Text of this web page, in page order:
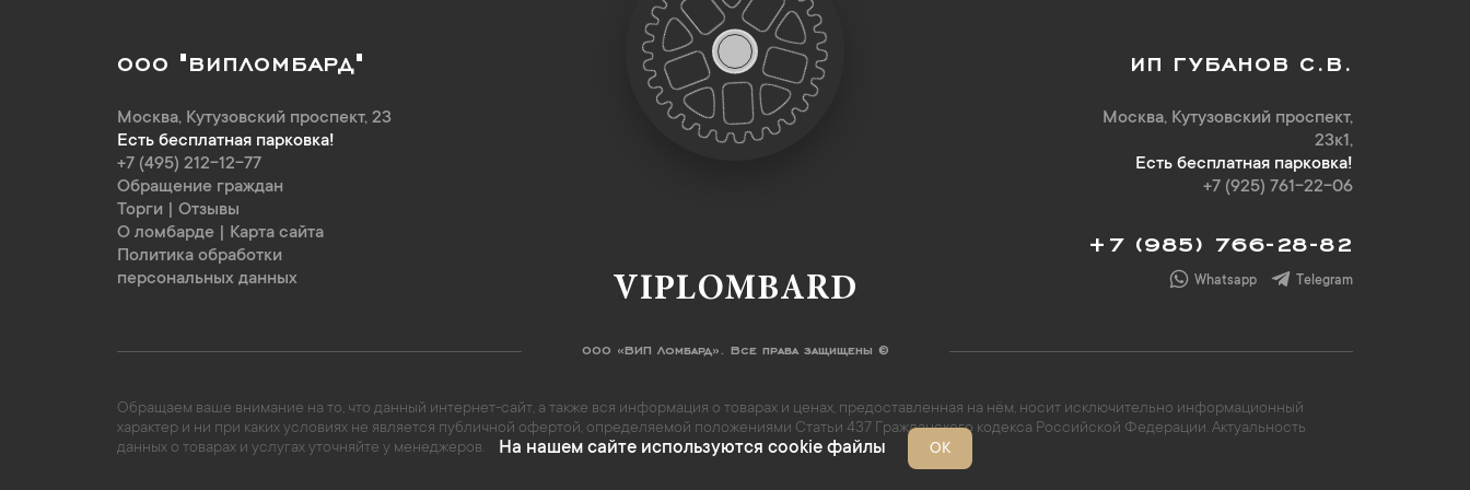
ООО "ВИПЛОМБАРД"
Москва, Кутузовский проспект, 23
Есть бесплатная парковка!
+7 (495) 212-12-77
Обращение граждан
Торги
Отзывы
О ломбарде
Карта сайта
Политика обработки
персональных данных
ИП ГУБАНОВ С.В.
Москва, Кутузовский проспект,
23к1,
Есть бесплатная парковка!
+7 (925) 761-22-06
+7 (985) 766-28-82
Whatsapp Telegram
VIPLOMBARD
ООО «ВИП Ломбард». Все права защищены ©
Обращаем ваше внимание на то, что данный интернет-сайт, а также вся информация о товарах и ценах, предоставленная на нём, носит исключительно информационный
характер и ни при каких условиях не является публичной офертой, определяемой положениями Статьи 437 Гражданского кодекса Российской Федерации. Актуальность
данных о товарах и услугах уточняйте у менеджеров.
На нашем сайте используются cookie файлы ОК